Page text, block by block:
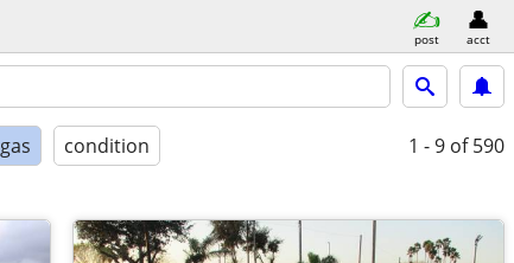
post acct
gas condition 1 - 9 of 590